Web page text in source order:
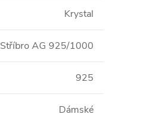
Krystal
Stříbro AG 925/1000
925
Dámské